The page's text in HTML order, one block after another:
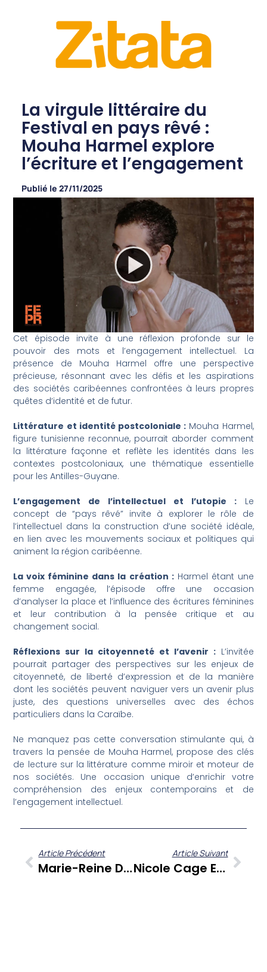
La virgule littéraire du
Festival en pays rêvé :
Mouha Harmel explore
l’écriture et l’engagement
Publié le 27/11/2025
Cet épisode invite à une réflexion profonde sur le
pouvoir des mots et l’engagement intellectuel. La
présence de Mouha Harmel offre une perspective
précieuse, résonnant avec les défis et les aspirations
des sociétés caribéennes confrontées à leurs propres
quêtes d’identité et de futur.
Littérature et identité postcoloniale : Mouha Harmel,
figure tunisienne reconnue, pourrait aborder comment
la littérature façonne et reflète les identités dans les
contextes postcoloniaux, une thématique essentielle
pour les Antilles-Guyane.
L’engagement de l’intellectuel et l’utopie :Le
concept de “pays rêvé” invite à explorer le rôle de
l’intellectuel dans la construction d’une société idéale,
en lien avec les mouvements sociaux et politiques qui
animent la région caribéenne.
La voix féminine dans la création :Harmel étant une
femme engagée, l’épisode offre une occasion
d’analyser la place et l’influence des écritures féminines
et leur contribution à la pensée critique et au
changement social.
Réflexions sur la citoyenneté et l’avenir :L’invitée
pourrait partager des perspectives sur les enjeux de
citoyenneté, de liberté d’expression et de la manière
dont les sociétés peuvent naviguer vers un avenir plus
juste, des questions universelles avec des échos
particuliers dans la Caraïbe.
Ne manquez pas cette conversation stimulante qui, à
travers la pensée de Mouha Harmel, propose des clés
de lecture sur la littérature comme miroir et moteur de
nos sociétés. Une occasion unique d’enrichir votre
compréhension des enjeux contemporains et de
l’engagement intellectuel.
Article Précédent
Marie-Reine De Jaham Au Cœur De La Virgule Littéraire Du Festival En Pays Rêvé 2025
Article Suivant
Nicole Cage Et La Virgule Littéraire Du Festival En Pays Rêvé 2025 : Un Rendez-Vous Essentiel Pour La Culture Caribéenne